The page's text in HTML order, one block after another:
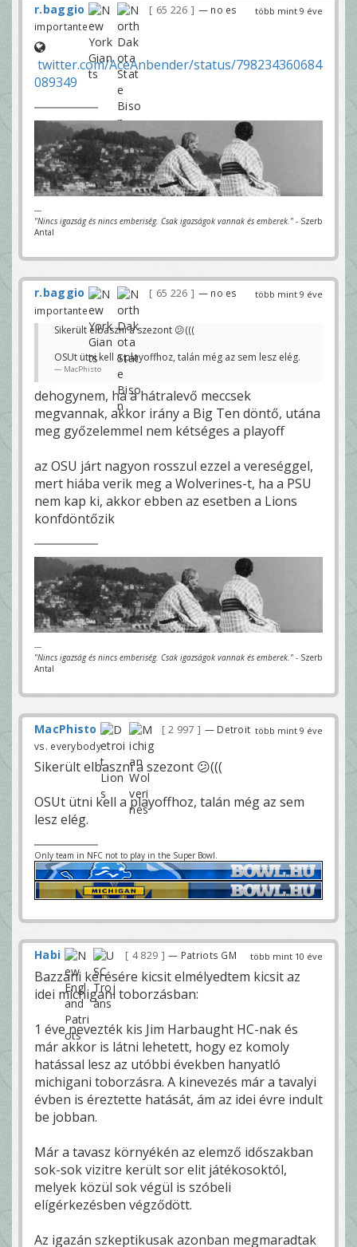
több mint 9 éve
r.baggio 65 226
— no es
importante
twitter.com/AceAnbender/status/798234360684
089349
---
"Nincs igazság és nincs emberiség. Csak igazságok vannak és emberek." - Szerb
Antal
több mint 9 éve
r.baggio 65 226
— no es
importante
Sikerült elbaszni a szezont 😕(((
OSUt ütni kell a playoffhoz, talán még az sem lesz elég.
MacPhisto
dehogynem, ha a hátralevő meccsek
megvannak, akkor irány a Big Ten döntő, utána
meg győzelemmel nem kétséges a playoff
az OSU járt nagyon rosszul ezzel a vereséggel,
mert hiába verik meg a Wolverines-t, ha a PSU
nem kap ki, akkor ebben az esetben a Lions
konfdöntőzik
---
"Nincs igazság és nincs emberiség. Csak igazságok vannak és emberek." - Szerb
Antal
több mint 9 éve
MacPhisto 2 997
— Detroit
vs. everybody
Sikerült elbaszni a szezont 😕(((
OSUt ütni kell a playoffhoz, talán még az sem
lesz elég.
Only team in NFC not to play in the Super Bowl.
több mint 10 éve
Habi 4 829 — Patriots GM
Bazzani kérésére kicsit elmélyedtem kicsit az
idei michigani toborzásban:
1 éve nevezték kis Jim Harbaught HC-nak és
már akkor is látni lehetett, hogy ez komoly
hatással lesz az utóbbi években hanyatló
michigani toborzásra. A kinevezés már a tavalyi
évben is éreztette hatását, ám az idei évre indult
be jobban.
Már a tavasz környékén az elemző időszakban
sok-sok vizitre került sor elit játékosoktól,
melyek közül sok végül is szóbeli
elígérkezésben végződött.
Az igazán szkeptikusak azonban megmaradtak